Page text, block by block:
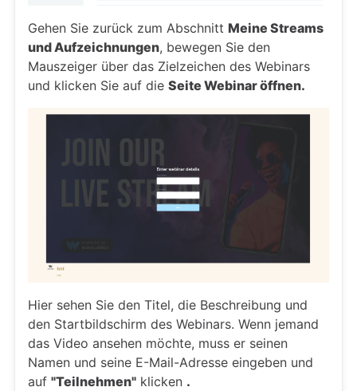
Gehen Sie zurück zum Abschnitt Meine Streams
und Aufzeichnungen, bewegen Sie den
Mauszeiger über das Zielzeichen des Webinars
und klicken Sie auf die Seite Webinar öffnen.
Hier sehen Sie den Titel, die Beschreibung und
den Startbildschirm des Webinars. Wenn jemand
das Video ansehen möchte, muss er seinen
Namen und seine E-Mail-Adresse eingeben und
auf "Teilnehmen" klicken .